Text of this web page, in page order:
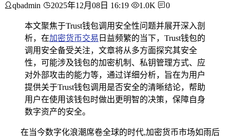
qbadmin 2025年12月08日 16:19 1.0K 0
本文聚焦于Trust钱包调用安全性问题并展开深入剖
析，在加密货币交易 日益频繁的当下，Trust钱包的
调用安全备受关注，文章将从多方面探究其安全
性，可能涉及钱包的加密机制、私钥管理方式、应
对外部攻击的能力等，通过详细分析，旨在为用户
提供关于Trust钱包调用是否安全的清晰结论，帮助
用户在使用该钱包时做出更明智的决策，保障自身
数字资产的安全。
在当今数字化浪潮席卷全球的时代,加密货币市场如雨后